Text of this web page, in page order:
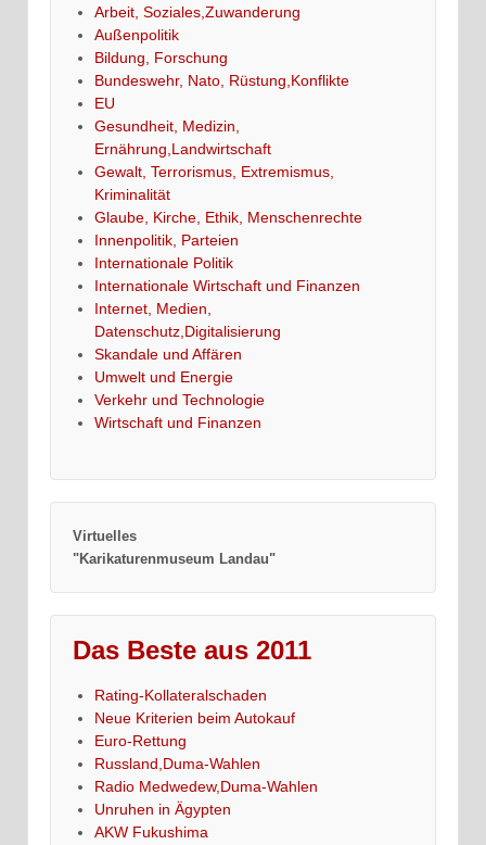
Arbeit, Soziales,Zuwanderung
Außenpolitik
Bildung, Forschung
Bundeswehr, Nato, Rüstung,Konflikte
EU
Gesundheit, Medizin,
Ernährung,Landwirtschaft
Gewalt, Terrorismus, Extremismus,
Kriminalität
Glaube, Kirche, Ethik, Menschenrechte
Innenpolitik, Parteien
Internationale Politik
Internationale Wirtschaft und Finanzen
Internet, Medien,
Datenschutz,Digitalisierung
Skandale und Affären
Umwelt und Energie
Verkehr und Technologie
Wirtschaft und Finanzen
Virtuelles
"Karikaturenmuseum Landau"
Das Beste aus 2011
Rating-Kollateralschaden
Neue Kriterien beim Autokauf
Euro-Rettung
Russland,Duma-Wahlen
Radio Medwedew,Duma-Wahlen
Unruhen in Ägypten
AKW Fukushima